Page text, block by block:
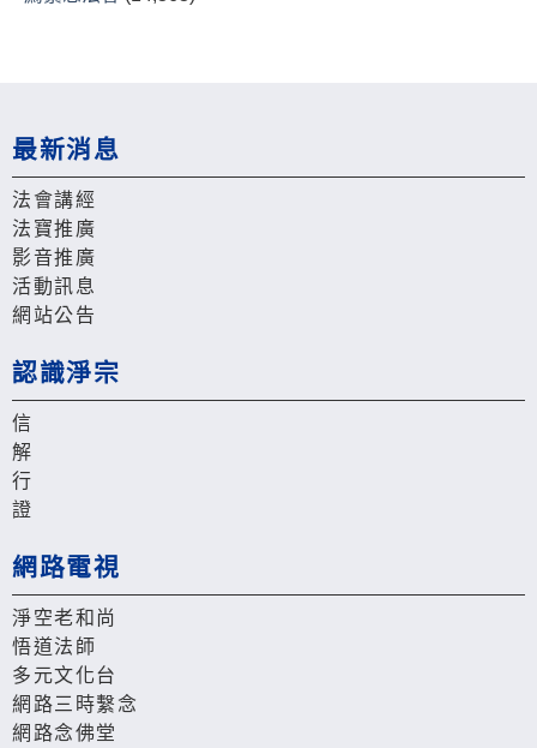
最新消息
法會講經
法寶推廣
影音推廣
活動訊息
網站公告
認識淨宗
信
解
行
證
網路電視
淨空老和尚
悟道法師
多元文化台
網路三時繫念
網路念佛堂